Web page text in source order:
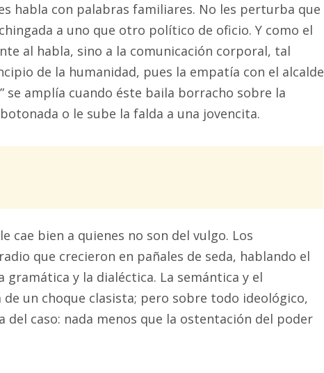
habla con palabras familiares. No les perturba que
a uno que otro político de oficio. Y como el
al habla, sino a la comunicación corporal, tal
de la humanidad, pues la empatía con el alcalde
se amplía cuando éste baila borracho sobre la
o le sube la falda a una jovencita.
cae bien a quienes no son del vulgo. Los
que crecieron en pañales de seda, hablando el
gramática y la dialéctica. La semántica y el
un choque clasista; pero sobre todo ideológico,
del caso: nada menos que la ostentación del poder